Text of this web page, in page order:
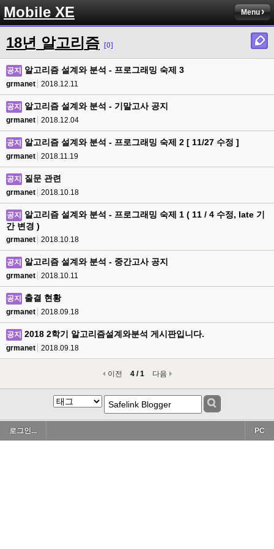
Mobile XE Menu
18년 알고리즘 [0]
공지 알고리즘 설계와 분석 - 프로그래밍 숙제 3
grmanet 2018.12.11
공지 알고리즘 설계와 분석 - 기말고사 공지
grmanet 2018.12.04
공지 알고리즘 설계와 분석 - 프로그래밍 숙제 2 [ 11/27 수정 ]
grmanet 2018.11.19
공지 질문 관련
grmanet 2018.10.18
공지
알고리즘 설계와 분석 - 프로그래밍 숙제 1 ( 11 / 4 수정, late 기
간 변경 )
grmanet 2018.10.18
공지 알고리즘 설계와 분석 - 중간고사 공지
grmanet 2018.10.11
공지 출결 현황
grmanet 2018.09.18
공지 2018 2학기 알고리즘설계와분석 게시판입니다.
grmanet 2018.09.18
이전 4 / 1 다음
로그인... PC